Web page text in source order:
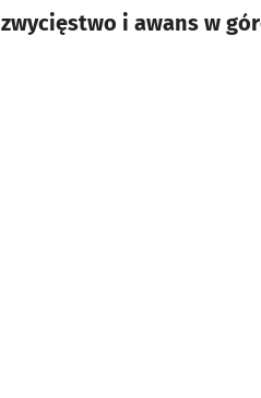
zwycięstwo i awans w